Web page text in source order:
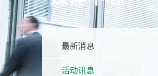
最新消息
活动讯息